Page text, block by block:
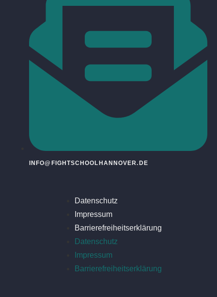
INFO@FIGHTSCHOOLHANNOVER.DE
Datenschutz
Impressum
Barrierefreiheitserklärung
Datenschutz
Impressum
Barrierefreiheitserklärung